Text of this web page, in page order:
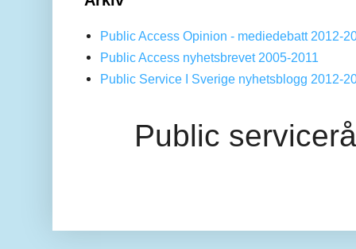
Public Access Opinion - mediedebatt 2012-
Public Access nyhetsbrevet 2005-2011
Public Service I Sverige nyhetsblogg 2012-
Public